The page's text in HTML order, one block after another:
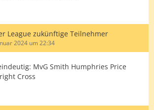
League zukünftige Teilnehmer
2024 um 22:34
MvG Smith Humphries Price
Cross